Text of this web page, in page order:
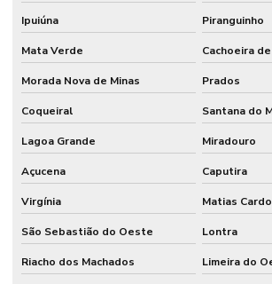
Ipuiúna Piranguinho
Mata Verde Cachoeira
Morada Nova de Minas Prados
Coqueiral Santana do
Lagoa Grande Miradouro
Açucena Caputira
Virgínia Matias
São Sebastião do Oeste Lontra
Riacho dos Machados Limeira do